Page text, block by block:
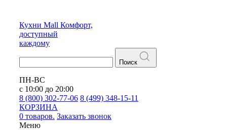
Кухни Mall Комфорт,
доступный
каждому
Поиск
ПН-ВС
с 10:00 до 20:00
8 (800) 302-77-06 8 (499) 348-15-11
КОРЗИНА
0 товаров. Заказать звонок
Меню